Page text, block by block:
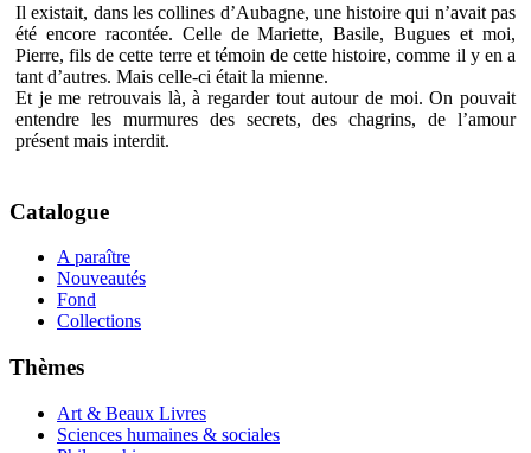
Il existait, dans les collines d’Aubagne, une histoire qui n’avait pas
été encore racontée. Celle de Mariette, Basile, Bugues et moi,
Pierre, fils de cette terre et témoin de cette histoire, comme il y en a
tant d’autres. Mais celle-ci était la mienne.
Et je me retrouvais là, à regarder tout autour de moi. On pouvait
entendre les murmures des secrets, des chagrins, de l’amour
présent mais interdit.
Catalogue
A paraître
Nouveautés
Fond
Collections
Thèmes
Art & Beaux Livres
Sciences humaines & sociales